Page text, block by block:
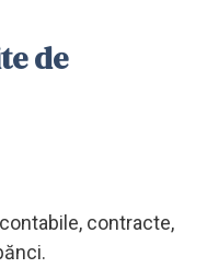
de
contracte,